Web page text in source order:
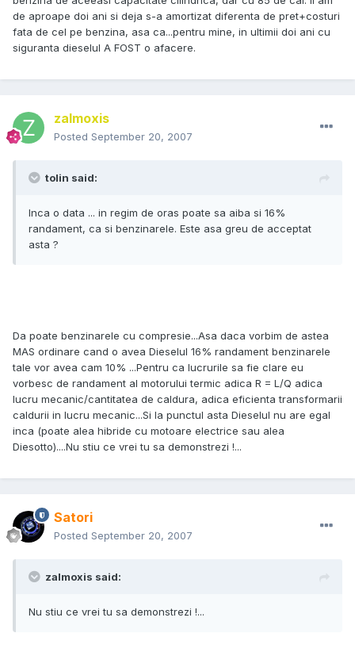
de aproape doi ani si deja s-a amortizat diferenta de pret+costuri
fata de cel pe benzina, asa ca...pentru mine, in ultimii doi ani cu
siguranta dieselul A FOST o afacere.
zalmoxis
Posted September 20, 2007
tolin said:
Inca o data ... in regim de oras poate sa aiba si 16%
randament, ca si benzinarele. Este asa greu de acceptat
asta ?
Da poate benzinarele cu compresie...Asa daca vorbim de astea
MAS ordinare cand o avea Dieselul 16% randament benzinarele
tale vor avea cam 10% ...Pentru ca lucrurile sa fie clare eu
vorbesc de randament al motorului termic adica R = L/Q adica
lucru mecanic/cantitatea de caldura, adica eficienta transformarii
caldurii in lucru mecanic...Si la punctul asta Dieselul nu are egal
inca (poate alea hibride cu motoare electrice sau alea
Diesotto)....Nu stiu ce vrei tu sa demonstrezi !...
Satori
Posted September 20, 2007
zalmoxis said:
Nu stiu ce vrei tu sa demonstrezi !...